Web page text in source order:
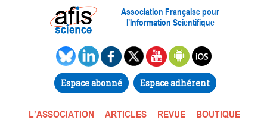
Association Française pour
l’Information Scientifique
Espace abonné Espace adhérent
L’ASSOCIATION ARTICLES REVUE
BOUTIQUE